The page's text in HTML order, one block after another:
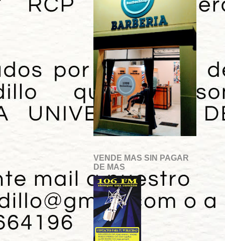
VENDE MAS SIN PAGAR
DE MAS